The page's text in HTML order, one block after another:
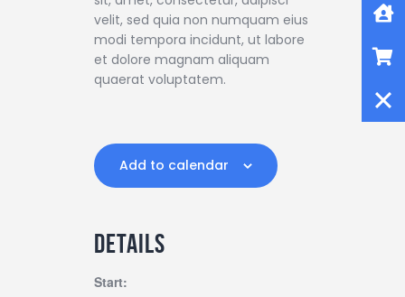
velit, sed quia non numquam eius
modi tempora incidunt, ut labore
et dolore magnam aliquam
quaerat voluptatem.
Add to calendar
DETAILS
Start:
Shop